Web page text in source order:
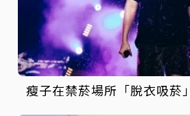
瘦子在禁菸場所「脫衣吸菸